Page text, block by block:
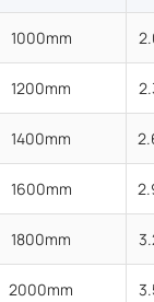
1000mm
1200mm
1400mm
1600mm
1800mm
2000mm